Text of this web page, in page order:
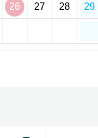
26 27 28 29